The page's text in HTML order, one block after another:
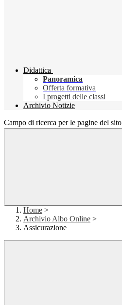
Didattica
Panoramica
Offerta formativa
I progetti delle classi
Archivio Notizie
Campo di ricerca per le pagine del sito
Home >
Archivio Albo Online >
Assicurazione